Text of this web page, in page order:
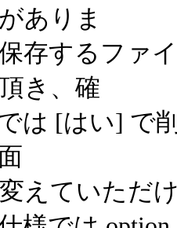
ありま
存するファ
き、確
は [はい] で
えていただ